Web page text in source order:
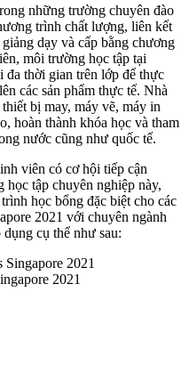
những trường chuyên đào
trình chất lượng, liên kết
dạy và cấp bằng chương
môi trường học tập tại
đa thời gian trên lớp để thực
các sản phẩm thực tế. Nhà
bị may, máy vẽ, máy in
hoàn thành khóa học và tham
nước cũng như quốc tế.
viên có cơ hội tiếp cận
tập chuyên nghiệp này,
học bổng đặc biệt cho các
2021 với chuyên ngành
cụ thể như sau:
2021